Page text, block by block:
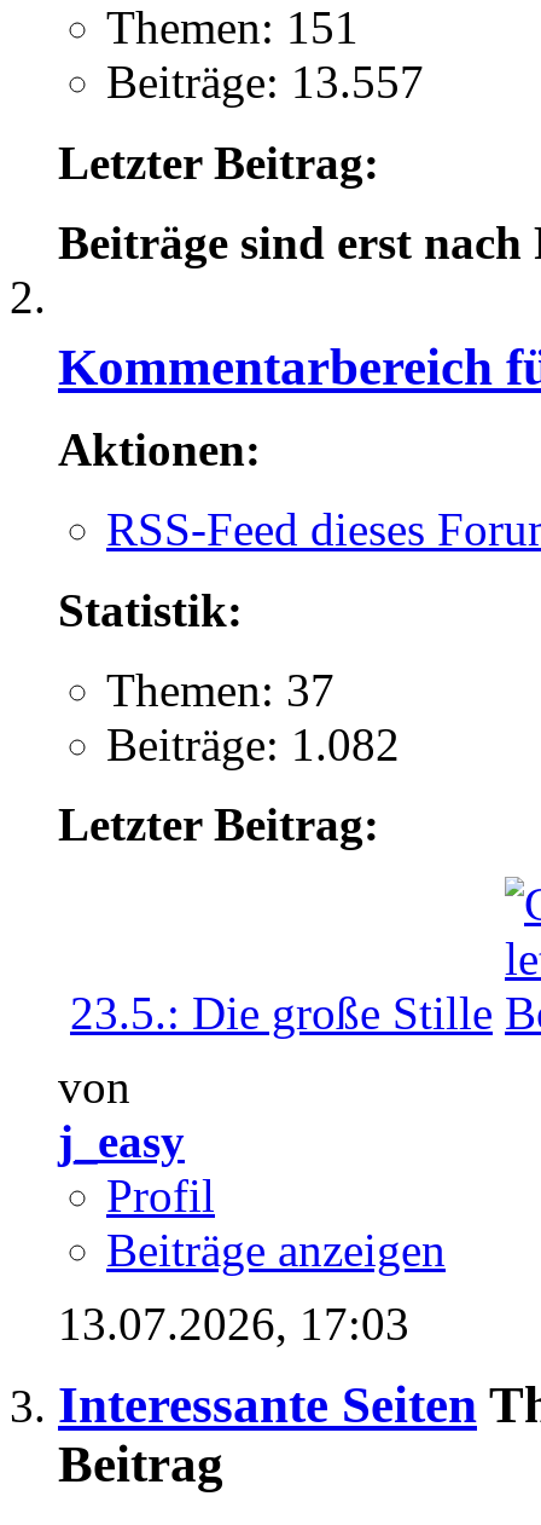
Themen: 151
Beiträge: 13.557
Letzter Beitrag:
Beiträge sind erst
Kommentarbereich
Aktionen:
RSS-Feed dieses
Statistik:
Themen: 37
Beiträge: 1.082
Letzter Beitrag:
23.5.: Die große Stille
von
j_easy
Profil
Beiträge anzeigen
13.07.2026, 17:03
Interessante Seiten
Beitrag